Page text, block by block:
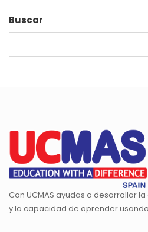
Buscar
Con UCMAS ayudas a desarrollar
y la capacidad de aprender